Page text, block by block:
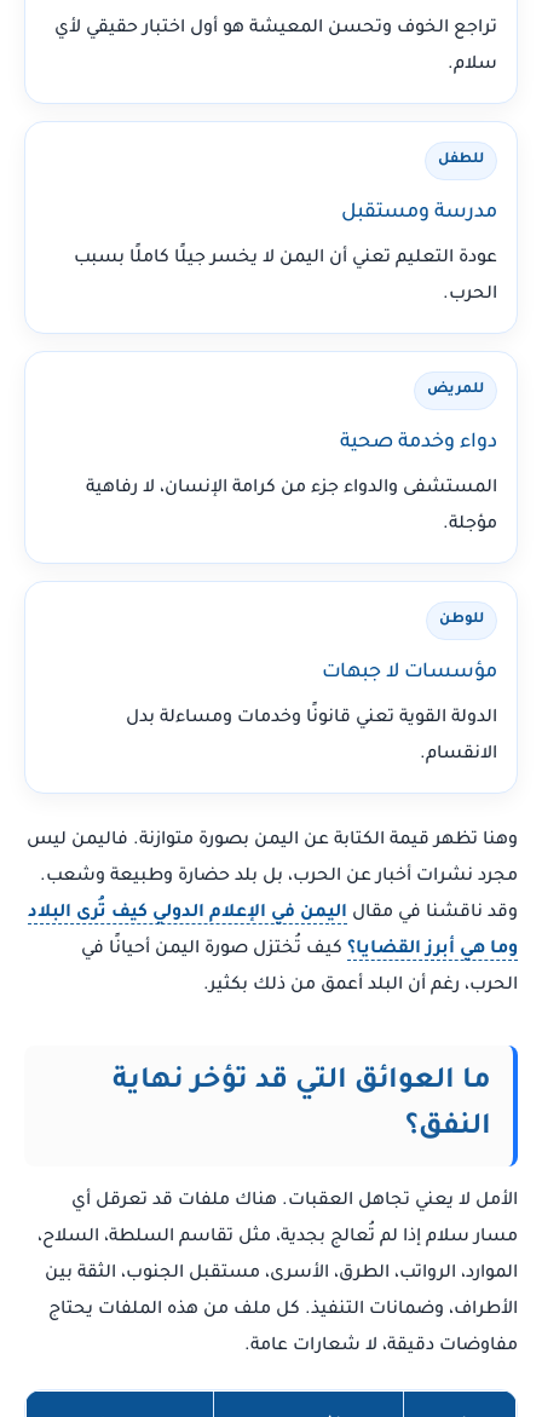
تراجع الخوف وتحسن المعيشة هو أول اختبار حقيقي لأي
سلام.
للطفل
مدرسة ومستقبل
عودة التعليم تعني أن اليمن لا يخسر جيلًا كاملًا بسبب
الحرب.
للمريض
دواء وخدمة صحية
المستشفى والدواء جزء من كرامة الإنسان، لا رفاهية
مؤجلة.
للوطن
مؤسسات لا جبهات
الدولة القوية تعني قانونًا وخدمات ومساءلة بدل
الانقسام.
وهنا تظهر قيمة الكتابة عن اليمن بصورة متوازنة. فاليمن ليس
مجرد نشرات أخبار عن الحرب، بل بلد حضارة وطبيعة وشعب.
وقد ناقشنا في مقال اليمن في الإعلام الدولي كيف تُرى البلاد
وما هي أبرز القضايا؟ كيف تُختزل صورة اليمن أحيانًا في
الحرب، رغم أن البلد أعمق من ذلك بكثير.
ما العوائق التي قد تؤخر نهاية
النفق؟
الأمل لا يعني تجاهل العقبات. هناك ملفات قد تعرقل أي
مسار سلام إذا لم تُعالج بجدية، مثل تقاسم السلطة، السلاح،
الموارد، الرواتب، الطرق، الأسرى، مستقبل الجنوب، الثقة بين
الأطراف، وضمانات التنفيذ. كل ملف من هذه الملفات يحتاج
مفاوضات دقيقة، لا شعارات عامة.